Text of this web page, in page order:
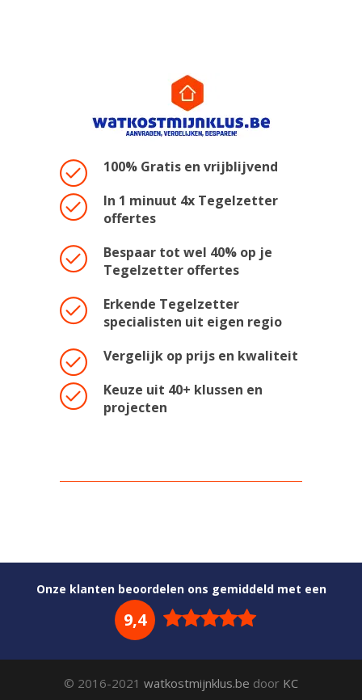
100% Gratis en vrijblijvend
In 1 minuut 4x Tegelzetter
offertes
Bespaar tot wel 40% op je
Tegelzetter offertes
Erkende Tegelzetter
specialisten uit eigen regio
Vergelijk op prijs en kwaliteit
Keuze uit 40+ klussen en
projecten
Onze klanten beoordelen ons gemiddeld met een
9,4
© 2016-2021 watkostmijnklus.be door KC